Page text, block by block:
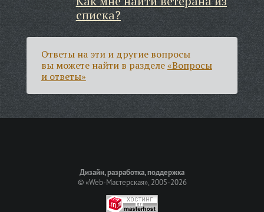
списка?
Ответы на эти и другие вопросы
вы можете найти в разделе«Вопросы
и ответы»
Дизайн, разработка, поддержка
©«Web-Мастерская», 2005-2026